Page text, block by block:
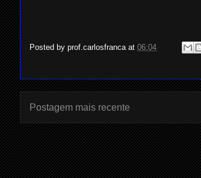
Posted by prof.carlosfranca at 06:04
Postagem mais recente